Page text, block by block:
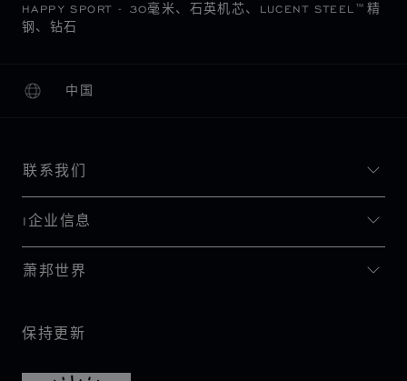
HAPPY SPORT - 30毫米、石英机芯、LUCENT STEEL™精
钢、钻石
中国
本地化（更改国家/地区）
更改国家/地区
联系我们
I企业信息
萧邦世界
保持更新